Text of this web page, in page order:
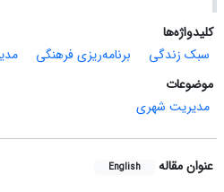
کلیدواژه‌ها
سبک زندگی‌
برنامه‌ریزی فرهنگی
موضوعات
مدیریت شهری
عنوان مقاله English